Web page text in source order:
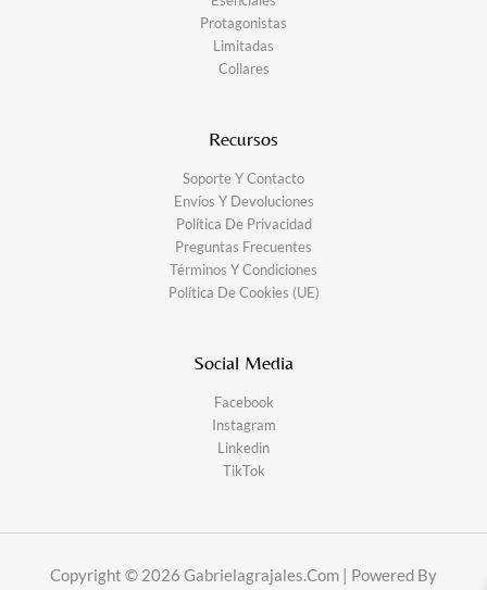
Protagonistas
Limitadas
Collares
Recursos
Soporte Y Contacto
Envíos Y Devoluciones
Política De Privacidad
Preguntas Frecuentes
Términos Y Condiciones
Política De Cookies (UE)
Social Media
Facebook
Instagram
Linkedin
TikTok
Copyright © 2026 Gabrielagrajales.com | Powered By